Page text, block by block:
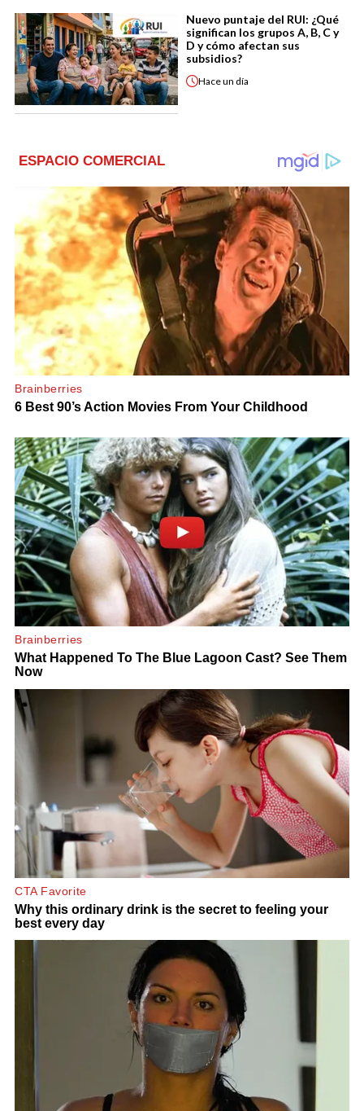
Nuevo puntaje del RUI: ¿Qué
significan los grupos A, B, C y
D y cómo afectan sus
subsidios?
Haceun día